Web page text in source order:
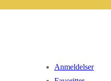
Anmeldelser